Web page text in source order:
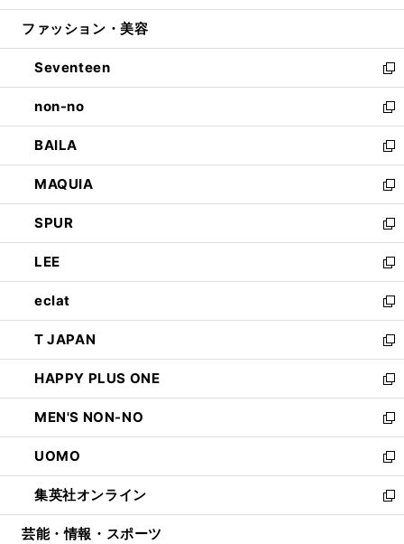
開
ウ
開
く
ン
ウ
で
開
く
ウ
ン
ド
ウ
で
開
く
ファッション・美容
Seventeen
新
し
い
ウ
ィ
ン
ド
ウ
で
開
く
non-no
新
し
い
ウ
ィ
ン
ド
ウ
で
開
く
BAILA
新
し
い
ウ
ィ
ン
ド
ウ
で
開
く
MAQUIA
新
し
い
ウ
ィ
ン
ド
ウ
で
開
く
SPUR
新
し
い
ウ
ィ
ン
ド
ウ
で
開
く
LEE
新
し
い
ウ
ィ
ン
ド
ウ
で
開
く
eclat
新
し
い
ウ
ィ
ン
ド
ウ
で
開
く
T JAPAN
新
し
い
ウ
ィ
ン
ド
ウ
で
開
HAPPY PLUS ONE
新
し
い
ウ
ィ
ン
ド
ウ
MEN'S NON-NO
新
し
い
ウ
ィ
ン
UOMO
新
し
い
ウ
集英社オンライン
新
し
芸能・情報・スポーツ